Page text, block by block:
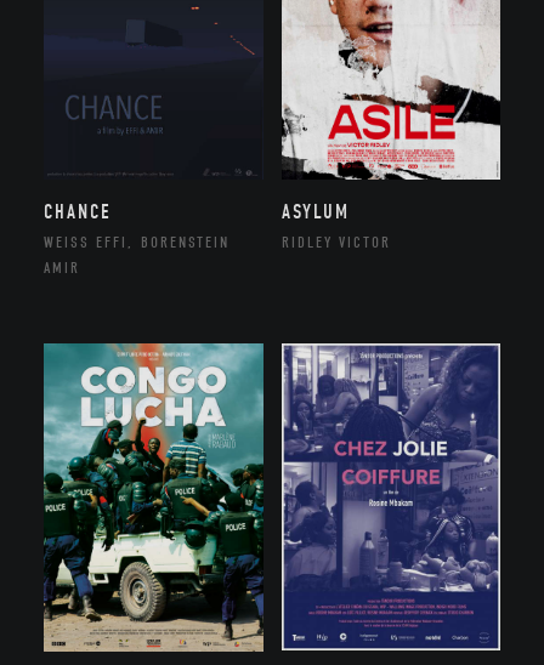
CHANCE
WEISS EFFI, BORENSTEIN
AMIR
ASYLUM
RIDLEY VICTOR